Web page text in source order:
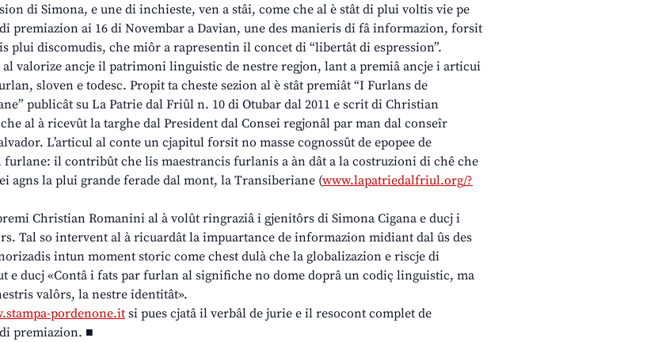
di Simona, e une di inchieste, ven a stâi, come che al è stât di plui voltis vie pe
premiazion ai 16 di Novembar a Davian, une des manieris di fâ informazion, forsit
plui discomudis, che miôr a rapresentin il concet di “libertât di espression”.
valorize ancje il patrimoni linguistic de nestre regjon, lant a premiâ ancje i articui
sloven e todesc. Propit ta cheste sezion al è stât premiât “I Furlans de
publicât su La Patrie dal Friûl n. 10 di Otubar dal 2011 e scrit di Christian
al à ricevût la targhe dal President dal Consei regjonâl par man dal conseîr
L’articul al conte un cjapitul forsit no masse cognossût de epopee de
furlane: il contribût che lis maestrancis furlanis a àn dât a la costruzioni di chê che
agns la plui grande ferade dal mont, la Transiberiane (www.lapatriedalfriul.org/?
Christian Romanini al à volût ringraziâ i gjenitôrs di Simona Cigana e ducj i
Tal so intervent al à ricuardât la impuartance de informazion midiant dal ûs des
intun moment storic come chest dulà che la globalizazion e riscje di
e ducj «Contâ i fats par furlan al significhe no dome doprâ un codiç linguistic, ma
valôrs, la nestre identitât».
pordenone.itsi pues cjatâ il verbâl de jurie e il resocont complet de
premiazion. ■